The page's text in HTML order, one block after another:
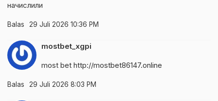
начислили
Balas 29 Juli 2026 10:36 PM
mostbet_xgpi
most bet http://mostbet86147.online
Balas 29 Juli 2026 8:03 PM